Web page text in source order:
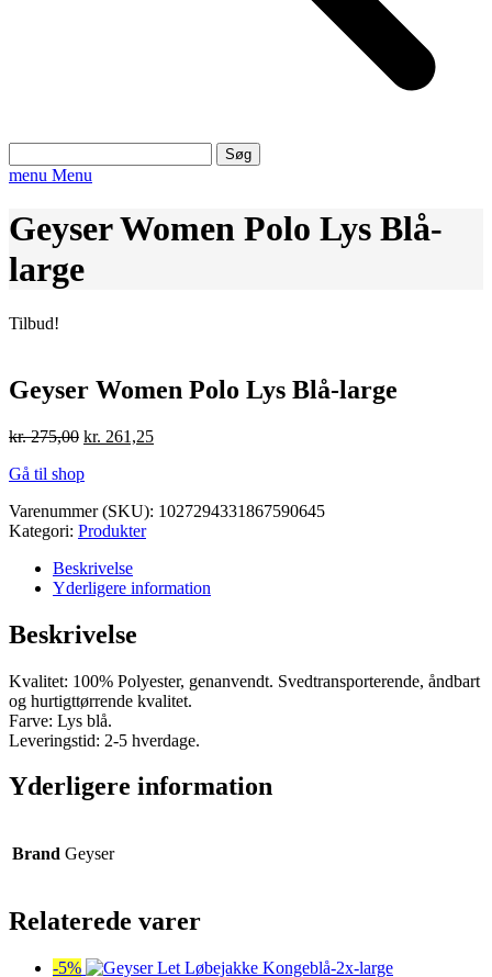
efter:
menu Menu
Geyser Women Polo Lys Blå-
large
Tilbud!
Geyser Women Polo Lys Blå-large
kr.275,00 Den
pris
kr. 275,00.
kr. 261,25Den
kr. 261,25.
Gå til shop
Varenummer (SKU): 1027294331867590645
Kategori: Produkter
Beskrivelse
Yderligere information
Beskrivelse
Kvalitet: 100% Polyester, genanvendt. Svedtransporterende, åndbart
og hurtigttørrende kvalitet.
Farve: Lys blå.
Leveringstid: 2-5 hverdage.
Yderligere information
Brand Geyser
Relaterede varer
-5%